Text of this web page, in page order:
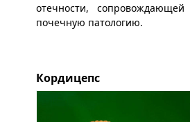
отечности,
почечную патологию.
Кордицепс